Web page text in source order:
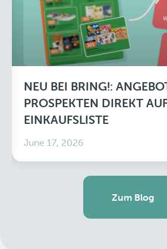
NEU BEI BRING!:
PROSPEKTEN DIREKT
EINKAUFSLISTE
June 17, 2026
Zum Blog